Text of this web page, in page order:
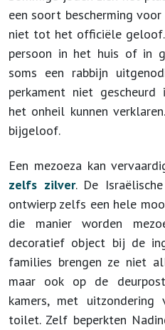
een soort bescherming
niet tot het officiële
persoon in het huis of in
soms een rabbijn
perkament niet gescheurd
het onheil kunnen
bijgeloof.
Een mezoeza kan
zelfs zilver. De
ontwierp zelfs een hele
die manier worden
decoratief object bij de
families brengen ze niet
maar ook op de
kamers, met
toilet. Zelf beperkten